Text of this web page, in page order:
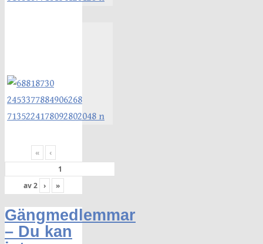
« ‹
av2 › »
Gängmedlemmar
– Du kan